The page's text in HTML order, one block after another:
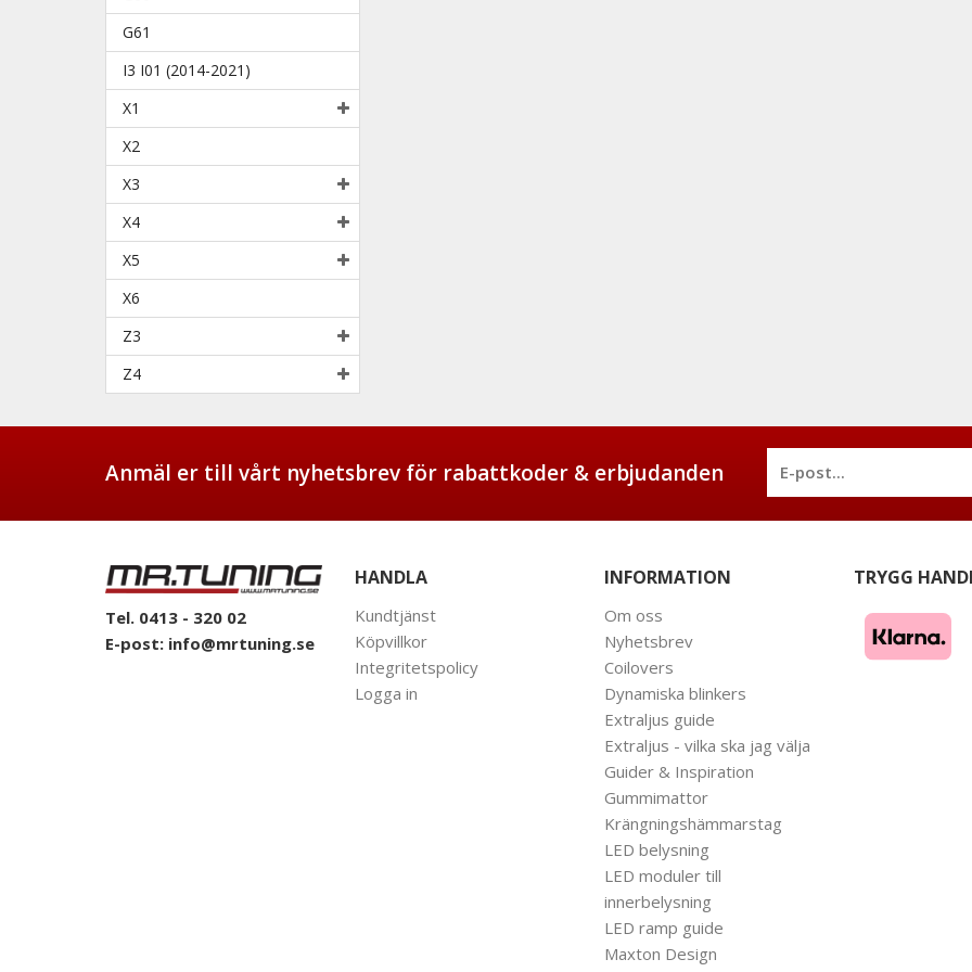
G61
I3 I01 (2014-2021)
X1
X2
X3
X4
X5
X6
Z3
Z4
Anmäl er till vårt nyhetsbrev för rabattkoder & erbjudanden
Tel. 0413 - 320 02
E-post: info@mrtuning.se
HANDLA
Kundtjänst
Köpvillkor
Integritetspolicy
Logga in
INFORMATION
Om oss
Nyhetsbrev
Coilovers
Dynamiska blinkers
Extraljus guide
Extraljus - vilka ska jag välja
Guider & Inspiration
Gummimattor
Krängningshämmarstag
LED belysning
LED moduler till
innerbelysning
LED ramp guide
Maxton Design
TRYGG